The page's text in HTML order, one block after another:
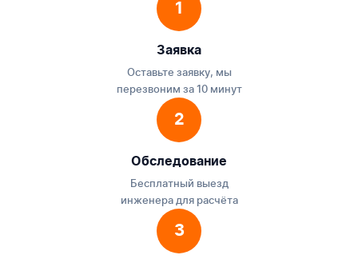
1
Заявка
Оставьте заявку, мы
перезвоним за 10 минут
2
Обследование
Бесплатный выезд
инженера для расчёта
3